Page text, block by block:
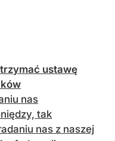
ustawę
nas
tak
nas z naszej